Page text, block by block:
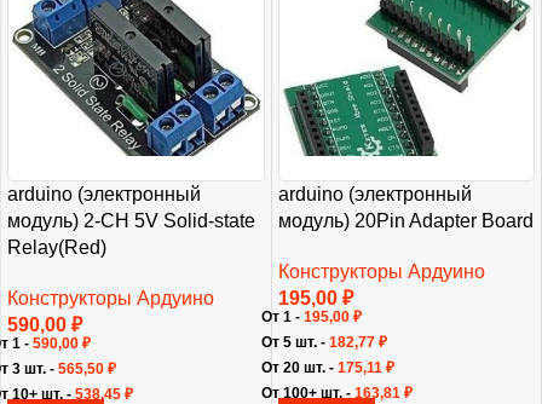
arduino (электронный
модуль) 2-CH 5V Solid-state
Relay(Red)
Конструкторы Ардуино
590,00 ₽
1 - 590,00 ₽
3 шт. - 565,50 ₽
10+ шт. - 538,45 ₽
arduino (электронный
модуль) 20Pin Adapter Board
Конструкторы Ардуино
195,00 ₽
От 1 - 195,00 ₽
От 5 шт. - 182,77 ₽
От 20 шт. - 175,11 ₽
От 100+ шт. - 163,81 ₽